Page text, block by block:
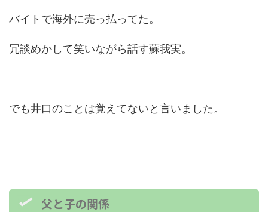
バイトで海外に売っ払ってた。
冗談めかして笑いながら話す蘇我実。
でも井口のことは覚えてないと言いました。
父と子の関係